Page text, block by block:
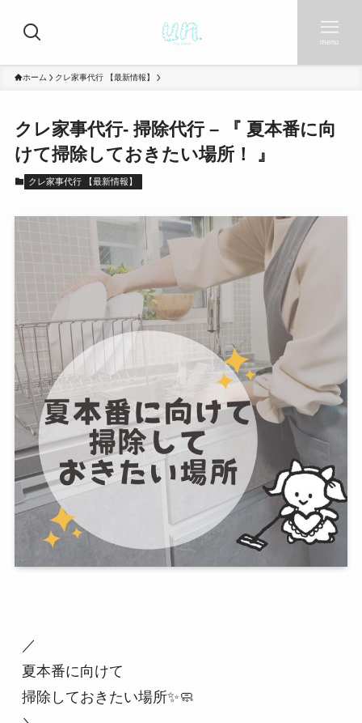
menu
ホーム クレ家事代行 【最新情報】
クレ家事代行- 掃除代行 – 『 夏本番に向
けて掃除しておきたい場所！ 』
クレ家事代行 【最新情報】
／
夏本番に向けて
掃除しておきたい場所✨🧼